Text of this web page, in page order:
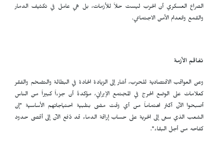
الصراع العسكري أن الحرب ليست حلاً للأزمات، بل هي عامل في تكثيف الدمار
والقمع وانعدام الأمن الاجتماعي.
تفاقم الأزمة
وعن العواقب الاقتصادية للحرب، أشار إلى الزيادة الحادة في البطالة والتضخم والفقر
كعلامات على الوضع الحرج في المجتمع الإيراني، مؤكدةً أن جزءاً كبيراً من الناس
أصبحوا الآن أكثر اهتماماً من أي وقت مضى بتلبية احتياجاتهم الأساسية "إن
الشعب الذي سعى إلى الحرية على حساب إراقة الدماء قد دُفع الآن إلى أقصى حدود
كفاحه من أجل البقاء".